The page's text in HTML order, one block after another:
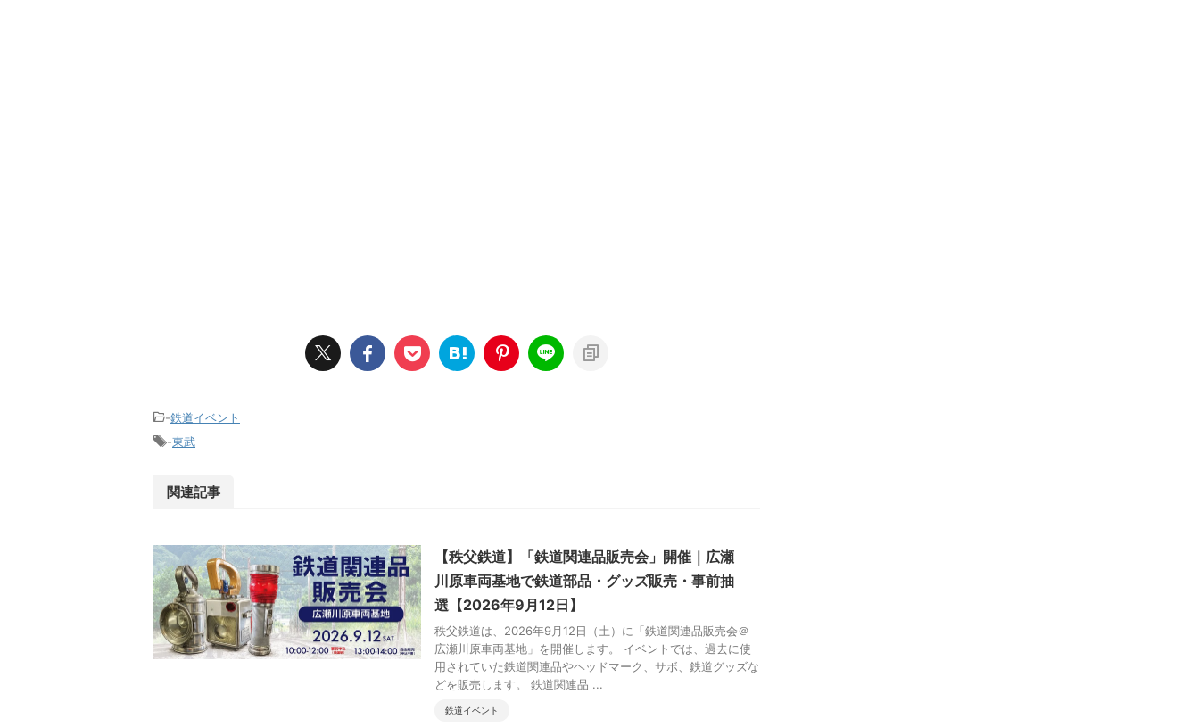
-鉄道イベント
-東武
関連記事
【秩父鉄道】「鉄道関連品販売会」開催｜広瀬
川原車両基地で鉄道部品・グッズ販売・事前抽
選【2026年9月12日】
秩父鉄道は、2026年9月12日（土）に「鉄道関連品販売会＠
広瀬川原車両基地」を開催します。 イベントでは、過去に使
用されていた鉄道関連品やヘッドマーク、サボ、鉄道グッズな
どを販売します。 鉄道関連品 ...
鉄道イベント